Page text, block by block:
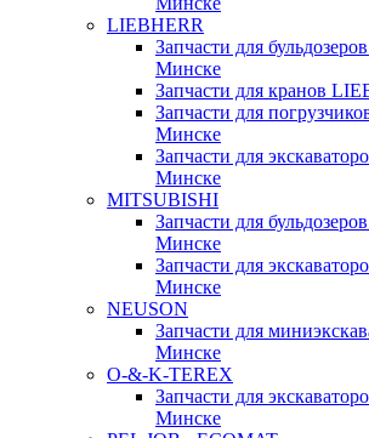
LIEBHERR
Запчасти для
Минске
Запчасти для кранов
Запчасти для
Минске
Запчасти для
Минске
MITSUBISHI
Запчасти для
Минске
Запчасти для
Минске
NEUSON
Запчасти для
Минске
O-&-K-TEREX
Запчасти для
Минске